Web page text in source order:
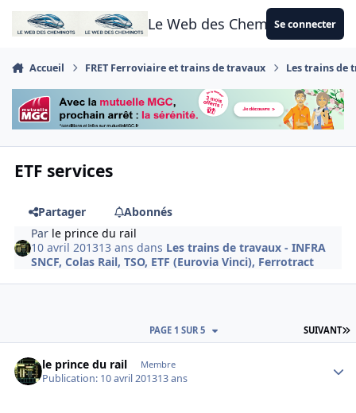
Aller au contenu
Le Web des CheminotsSe connecter
Accueil FRET Ferroviaire et trains de travaux Les trains de
ETF services
Partager
Abonnés
Par le prince du rail
10 avril 201313 ans dans Les trains de travaux - INFRA
SNCF, Colas Rail, TSO, ETF (Eurovia Vinci), Ferrotract
SUIVANT
PAGE 1 SUR 5
le prince du rail Membre
Publication: 10 avril 201313 ans